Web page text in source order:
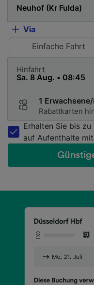
Via
Einfache Fahrt
Hinfahrt
1
Rabattkarten
Erhalten Sie bis zu
auf Aufenthalte